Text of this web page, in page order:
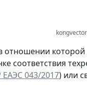
отношении
соответствия
ЕАЭС 043/2017) или